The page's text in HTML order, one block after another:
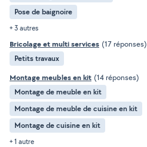
Pose de baignoire
+ 3 autres
Bricolage et multi services (17 réponses)
Petits travaux
Montage meubles en kit (14 réponses)
Montage de meuble en kit
Montage de meuble de cuisine en kit
Montage de cuisine en kit
+ 1 autre